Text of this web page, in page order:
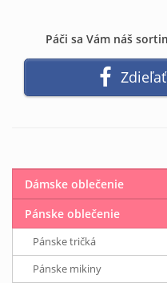
Páči sa Vám náš
Dámske oblečenie
Pánske oblečenie
Pánske tričká
Pánske mikiny